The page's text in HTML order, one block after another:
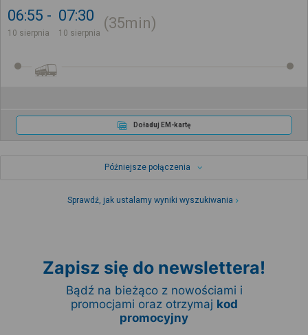
06:55
10 sierpnia
07:30
10 sierpnia
35min
Doładuj EM-kartę
Późniejsze połączenia
Sprawdź, jak ustalamy wyniki wyszukiwania
Zapisz się do newslettera!
Bądź na bieżąco z nowościami i
promocjami oraz otrzymaj kod
promocyjny